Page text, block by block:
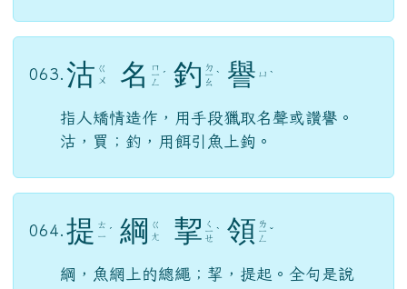
063. 沽 ㄍ
ㄨ
名 ㄇ
ㄧ
ㄥ
ˊ 釣 ㄉ
ㄧ
ㄠ
ˋ 譽 ㄩ ˋ
指人矯情造作，用手段獵取名聲或讚譽。
沽，買；釣，用餌引魚上鉤。
064. 提 ㄊ
ㄧ ˊ 綱
ㄍ
ㄤ
挈 ㄑ
ㄧ
ㄝ
ˋ 領 ㄌ
ㄧ
ㄥ
ˇ
綱，魚網上的總繩；挈，提起。全句是說